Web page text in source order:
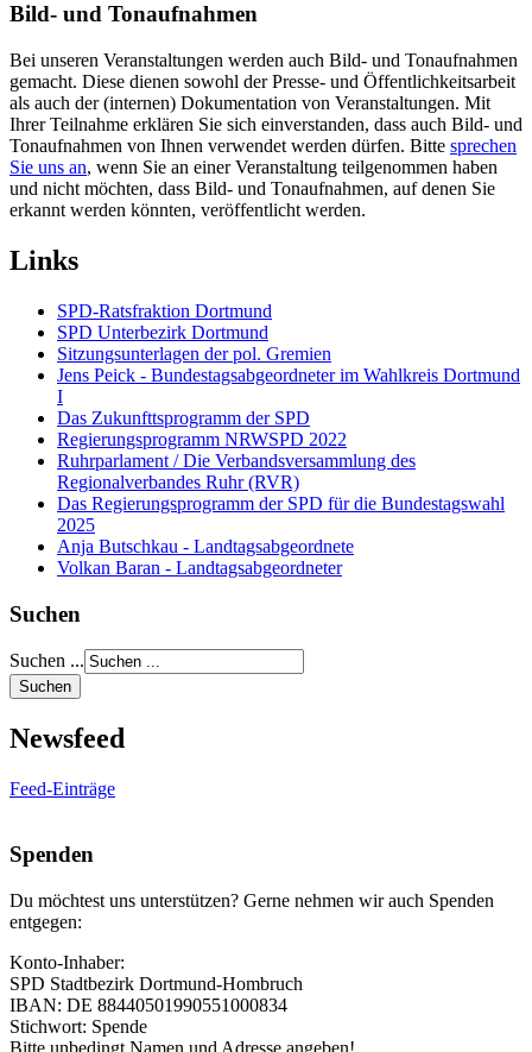
Bild- und Tonaufnahmen
Bei unseren Veranstaltungen werden auch Bild- und Tonaufnahmen
gemacht. Diese dienen sowohl der Presse- und Öffentlichkeitsarbeit
als auch der (internen) Dokumentation von Veranstaltungen. Mit
Ihrer Teilnahme erklären Sie sich einverstanden, dass auch Bild- und
Tonaufnahmen von Ihnen verwendet werden dürfen. Bitte sprechen
Sie uns an, wenn Sie an einer Veranstaltung teilgenommen haben
und nicht möchten, dass Bild- und Tonaufnahmen, auf denen Sie
erkannt werden könnten, veröffentlicht werden.
Links
SPD-Ratsfraktion Dortmund
SPD Unterbezirk Dortmund
Sitzungsunterlagen der pol. Gremien
Jens Peick - Bundestagsabgeordneter im Wahlkreis Dortmund
I
Das Zukunfttsprogramm der SPD
Regierungsprogramm NRWSPD 2022
Ruhrparlament / Die Verbandsversammlung des
Regionalverbandes Ruhr (RVR)
Das Regierungsprogramm der SPD für die Bundestagswahl
2025
Anja Butschkau - Landtagsabgeordnete
Volkan Baran - Landtagsabgeordneter
Suchen
Suchen ...
Newsfeed
Feed-Einträge
Spenden
Du möchtest uns unterstützen? Gerne nehmen wir auch Spenden
entgegen:
Konto-Inhaber:
SPD Stadtbezirk Dortmund-Hombruch
IBAN: DE 88440501990551000834
Stichwort: Spende
Bitte unbedingt Namen und Adresse angeben!